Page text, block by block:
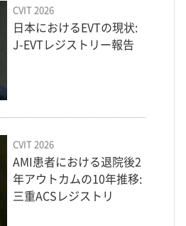
CVIT 2026
日本におけるEVTの現状:
J-EVTレジストリー報告
CVIT 2026
AMI患者における退院後2
年アウトカムの10年推移:
三重ACSレジストリ